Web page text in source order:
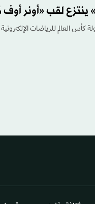
ينتزع لقب «أونر
للرياضات الإلكترونية 2026.